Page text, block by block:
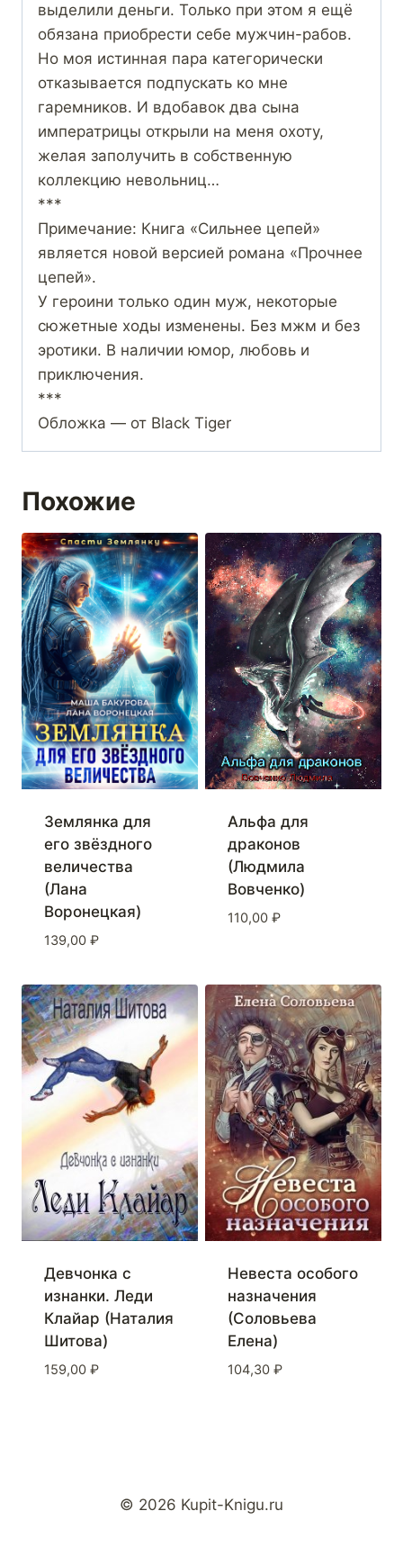
выделили деньги. Только при этом я ещё
обязана приобрести себе мужчин-рабов.
Но моя истинная пара категорически
отказывается подпускать ко мне
гаремников. И вдобавок два сына
императрицы открыли на меня охоту,
желая заполучить в собственную
коллекцию невольниц…
***
Примечание: Книга «Сильнее цепей»
является новой версией романа «Прочнее
цепей».
У героини только один муж, некоторые
сюжетные ходы изменены. Без мжм и без
эротики. В наличии юмор, любовь и
приключения.
***
Обложка — от Black Tiger
Похожие
Землянка для
его звёздного
величества
(Лана
Воронецкая)
139,00 ₽
Альфа для
драконов
(Людмила
Вовченко)
110,00 ₽
Девчонка с
изнанки. Леди
Клайар (Наталия
Шитова)
159,00 ₽
Невеста особого
назначения
(Соловьева
Елена)
104,30 ₽
© 2026 Kupit-Knigu.ru